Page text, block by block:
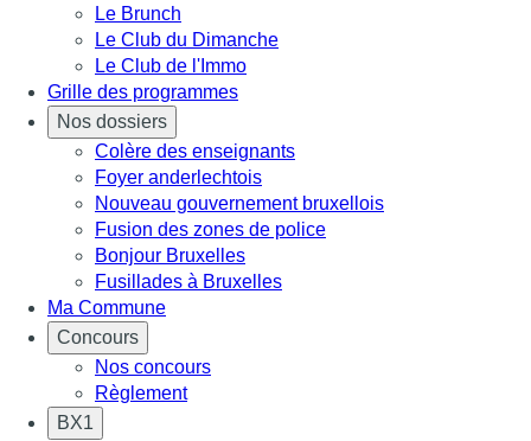
Le Brunch
Le Club du Dimanche
Le Club de l'Immo
Grille des programmes
Nos dossiers
Colère des enseignants
Foyer anderlechtois
Nouveau gouvernement bruxellois
Fusion des zones de police
Bonjour Bruxelles
Fusillades à Bruxelles
Ma Commune
Concours
Nos concours
Règlement
BX1